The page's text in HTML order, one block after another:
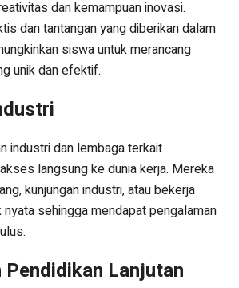
dan kemampuan inovasi.
dan tantangan yang diberikan dalam
siswa untuk merancang
unik dan efektif.
industri dan lembaga terkait
langsung ke dunia kerja. Mereka
kunjungan industri, atau bekerja
sehingga mendapat pengalaman
Pendidikan Lanjutan